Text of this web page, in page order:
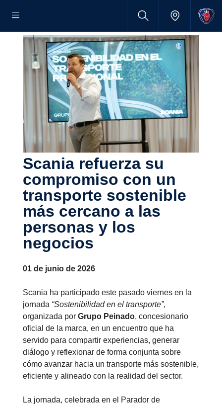
Scania refuerza su
compro­miso con un
trans­porte soste­nible
más cercano a las
personas y los
negocios
01 de junio de 2026
Scania ha participado este pasado viernes en la
jornada “Sostenibilidad en el transporte”,
organizada por Grupo Peinado, concesionario
oficial de la marca, en un encuentro que ha
servido para compartir experiencias, generar
diálogo y reflexionar de forma conjunta sobre
cómo avanzar hacia un transporte más sostenible,
eficiente y alineado con la realidad del sector.
La jornada, celebrada en el Parador de